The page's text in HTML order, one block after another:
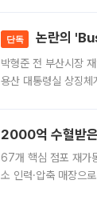
단독 논란의
박형준 전 부산시장
용산 대통령실 상징
2000억 수혈받은
67개 핵심 점포 재가
소 인력·압축 매장으